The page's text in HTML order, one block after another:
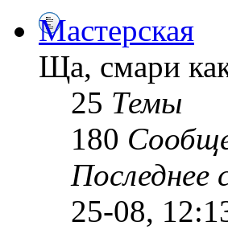
Мастерская
Ща, смари
25 Темы
180
Последнее
25-08,